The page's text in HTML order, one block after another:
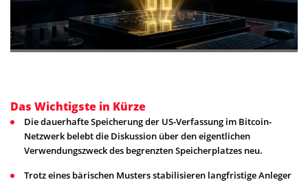
Das Wichtigste in Kürze
Die dauerhafte Speicherung der US-Verfassung im Bitcoin-
Netzwerk belebt die Diskussion über den eigentlichen
Verwendungszweck des begrenzten Speicherplatzes neu.
Trotz eines bärischen Musters stabilisieren langfristige Anleger